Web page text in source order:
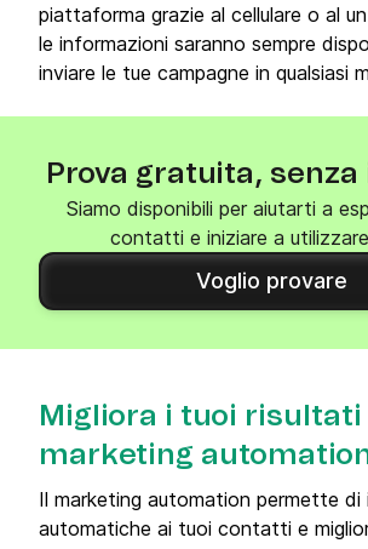
piattaforma grazie al cellulare o al
le informazioni saranno sempre
inviare le tue campagne in qualsiasi
Prova gratuita,
Siamo disponibili per aiutarti a
contatti e iniziare a
Voglio provare
Migliora i tuoi risultati
marketing
Il marketing automation permette di
automatiche ai tuoi contatti e